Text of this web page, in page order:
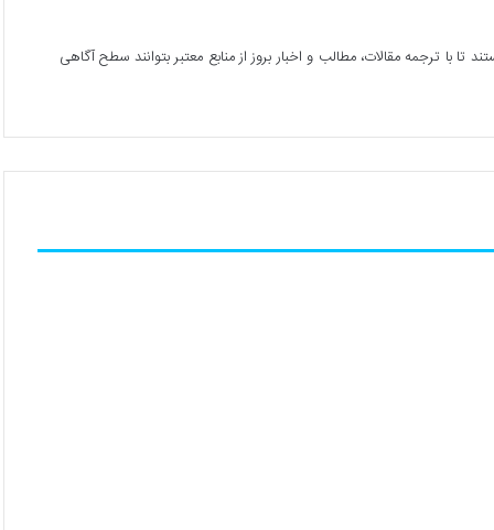
با ترجمه مقالات، مطالب و اخبار بروز از منابع معتبر بتوانند سطح آگاهی